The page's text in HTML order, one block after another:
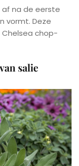
na de eerste
vormt. Deze
chop-
salie